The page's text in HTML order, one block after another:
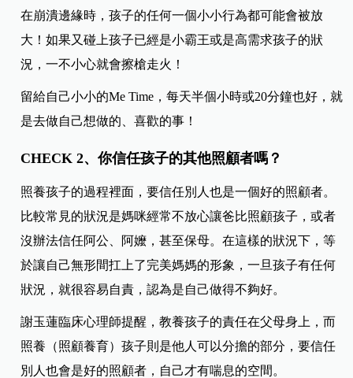
在崩潰邊緣時，孩子的任何一個小小行為都可能會被放
大！如果又碰上孩子已經是小霸王或是高需求孩子的狀
況，一不小心就會擦槍走火！
留給自己小小的Me Time，每天半個小時或20分鐘也好，就
是去做自己想做的、喜歡的事！
CHECK 2、你信任孩子的其他照顧者嗎？
照養孩子的過程裡面，要信任別人也是一個好的照顧者。
比較常見的狀況是媽咪經常不放心讓爸比照顧孩子，或者
沒辦法信任阿公、阿嬤，甚至保母。在這樣的狀況下，等
於讓自己無形間扛上了完美媽媽的形象，一旦孩子有任何
狀況，就很容易自責，認為是自己做得不夠好。
謝玉蓮臨床心理師提醒，教養孩子的責任在父母身上，而
照養（照顧養育）孩子則是他人可以分擔的部分，要信任
別人也會是好的照顧者，自己才有喘息的空間。